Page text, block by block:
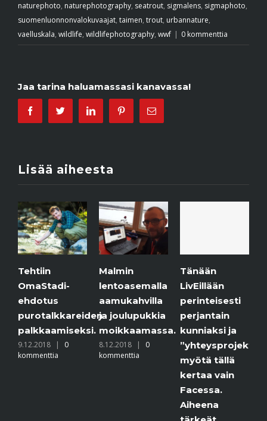
naturephoto, naturephotography, seatrout, sigmalens, sigmaphoto,
suomenluonnonvalokuvaajat, taimen, trout, urbannature,
vaelluskala, wildlife, wildlifephotography, wwf 0 kommenttia
Jaa tarina haluamassasi kanavassa!
FacebookTwitter Linkedin PinterestEmail
Lisää aiheesta
|
0
lentoasemalla
aamukahvilla
ja joulupukkia
moikkaamassa.
8.12.2018 |
0
kommenttia
LivEillään
perinteisesti
perjantain
kunniaksi ja
”yhteysprojektimme”
myötä tällä
kertaa vain
Facessa.
Aiheena
purolla.
6.12.2018
kommenttia